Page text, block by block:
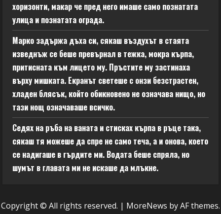
хоризонти, макар че пред него имаше само познатата
улица и познатата ограда.
Марко задържа дъха си, сякаш въздухът в стаята
изведнъж се беше превърнал в тежка, мокра кърпа,
притисната към лицето му. Пръстите му застинаха
върху мишката. Екранът светеше с онзи безстрастен,
хладен блясък, който обикновено не означава нищо, но
тази нощ означаваше всичко.
Седях на ръба на ваната и стисках кърпа в ръце така,
сякаш тя можеше да спре не само теча, а и онова, което
се надигаше в гърдите ми. Водата беше спряла, но
шумът в главата ми не искаше да млъкне.
Copyright © All rights reserved. | MoreNews by AF themes.